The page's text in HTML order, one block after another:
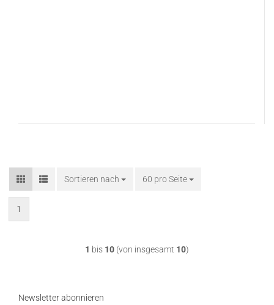
Sortieren nach
Sortieren nach 60 pro Seite
pro Seite
1
1 bis 10 (von insgesamt 10)
Newsletter abonnieren